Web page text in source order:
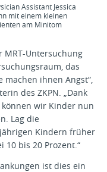
Assistant Jessica
mit einem kleinen
am Minitom
MRT-Untersuchung
das
machen ihnen Angst“,
des ZKPN. „Dank
wir Kinder nun
Lag die
Kindern früher
10 bis 20 Prozent.“
ist dies ein